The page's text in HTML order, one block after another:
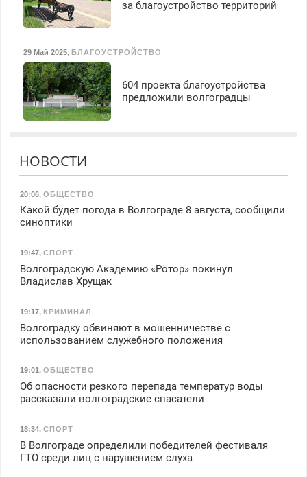
за благоустройство территорий
29 Май 2025, БЛАГОУСТРОЙСТВО
604 проекта благоустройства
предложили волгоградцы
НОВОСТИ
20:06, ОБЩЕСТВО
Какой будет погода в Волгограде 8 августа, сообщили
синоптики
19:47, СПОРТ
Волгоградскую Академию «Ротор» покинул
Владислав Хрущак
19:17, КРИМИНАЛ
Волгоградку обвиняют в мошенничестве с
использованием служебного положения
19:01 , ОБЩЕСТВО
Об опасности резкого перепада температур воды
рассказали волгоградские спасатели
18:34, СПОРТ
В Волгограде определили победителей фестиваля
ГТО среди лиц с нарушением слуха